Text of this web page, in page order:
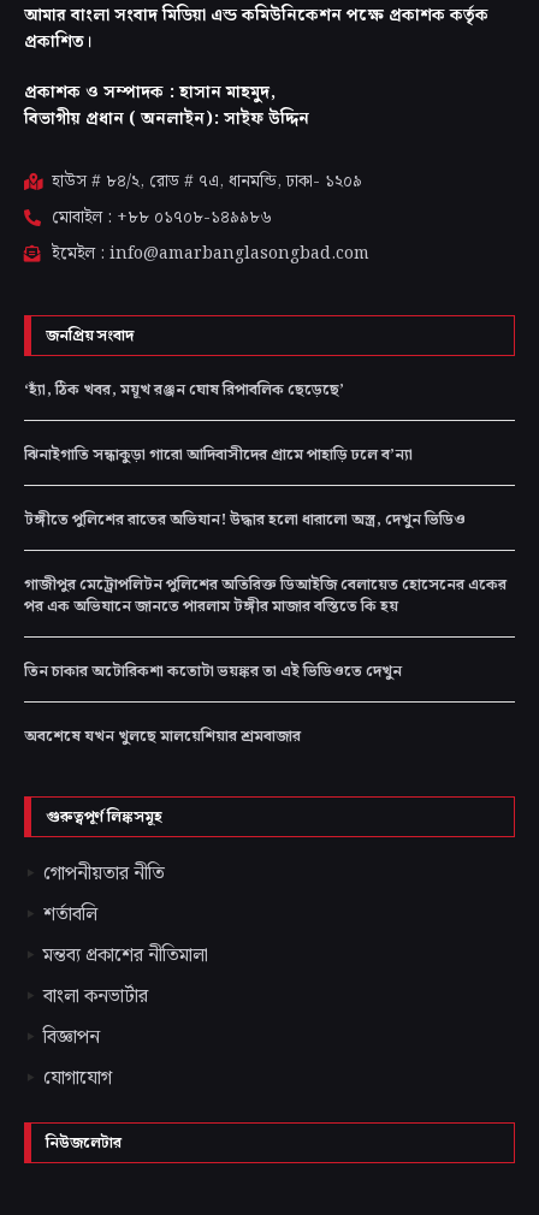
আমার বাংলা সংবাদ মিডিয়া এন্ড কমিউনিকেশন পক্ষে প্রকাশক কর্তৃক
প্রকাশিত।
প্রকাশক ও সম্পাদক : হাসান মাহমুদ,
বিভাগীয় প্রধান ( অনলাইন): সাইফ উদ্দিন
হাউস # ৮৪/২, রোড # ৭এ, ধানমন্ডি, ঢাকা- ১২০৯
মোবাইল : +৮৮ ০১৭০৮-১৪৯৯৮৬
ইমেইল : info@amarbanglasongbad.com
জনপ্রিয় সংবাদ
‘হ্যাঁ, ঠিক খবর, ময়ূখ রঞ্জন ঘোষ রিপাবলিক ছেড়েছে’
ঝিনাইগাতি সন্ধাকুড়া গারো আদিবাসীদের গ্রামে পাহাড়ি ঢলে ব’ন্যা
টঙ্গীতে পুলিশের রাতের অভিযান! উদ্ধার হলো ধারালো অস্ত্র, দেখুন ভিডিও
গাজীপুর মেট্রোপলিটন পুলিশের অতিরিক্ত ডিআইজি বেলায়েত হোসেনের একের
পর এক অভিযানে জানতে পারলাম টঙ্গীর মাজার বস্তিতে কি হয়
তিন চাকার অটোরিকশা কতোটা ভয়ঙ্কর তা এই ভিডিওতে দেখুন
অবশেষে যখন খুলছে মালয়েশিয়ার শ্রমবাজার
গুরুত্বপূর্ণ লিঙ্কসমূহ
গোপনীয়তার নীতি
শর্তাবলি
মন্তব্য প্রকাশের নীতিমালা
বাংলা কনভার্টার
বিজ্ঞাপন
যোগাযোগ
নিউজলেটার